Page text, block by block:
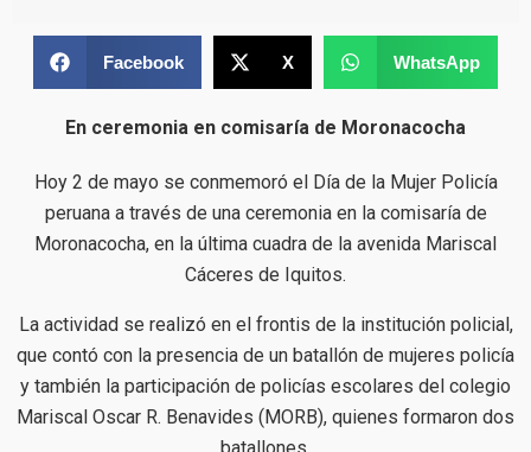
Facebook X WhatsApp
En ceremonia en comisaría de Moronacocha
Hoy 2 de mayo se conmemoró el Día de la Mujer Policía
peruana a través de una ceremonia en la comisaría de
Moronacocha, en la última cuadra de la avenida Mariscal
Cáceres de Iquitos.
La actividad se realizó en el frontis de la institución policial,
que contó con la presencia de un batallón de mujeres policía
y también la participación de policías escolares del colegio
Mariscal Oscar R. Benavides (MORB), quienes formaron dos